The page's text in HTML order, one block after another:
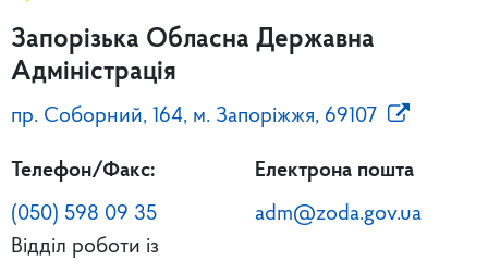
Запорізька Обласна Державна
Адміністрація
пр. Соборний, 164, м. Запоріжжя, 69107
Телефон/Факс:
(050) 598 09 35
Відділ роботи із
Електрона пошта
adm@zoda.gov.ua